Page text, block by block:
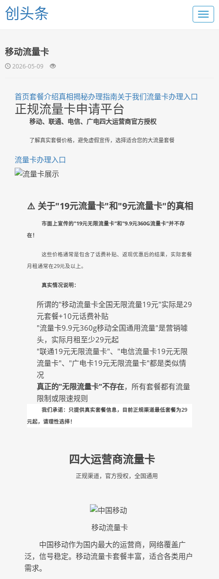
创头条
移动流量卡
2026-05-09
首页套餐介绍真相揭秘办理指南关于我们流量卡办理入口
正规流量卡申请平台
移动、联通、电信、广电四大运营商官方授权
了解真实套餐价格，避免虚假宣传，选择适合您的大流量套餐
流量卡办理入口
⚠️ 关于"19元流量卡"和"9元流量卡"的真相
市面上宣传的"19元无限流量卡"和"9.9元360G流量卡"并不存
在！
这些价格通常是包含了话费补贴、返现优惠后的结果，实际套餐
月租通常在29元及以上。
真实情况说明：
所谓的"移动流量卡全国无限流量19元"实际是29
元套餐+10元话费补贴
"流量卡9.9元360g移动全国通用流量"是营销噱
头，实际月租至少29元起
"联通19元无限流量卡"、"电信流量卡19元无限
流量卡"、"广电卡19元无限流量卡"都是类似情
况
真正的"无限流量卡"不存在，所有套餐都有流量
限制或限速规则
我们承诺：只提供真实套餐信息，目前正规渠道最低套餐为29
元起，请理性选择！
四大运营商流量卡
正规渠道，官方授权，全国通用
移动流量卡
中国移动作为国内最大的运营商，网络覆盖广
泛，信号稳定。移动流量卡套餐丰富，适合各类用户
需求。